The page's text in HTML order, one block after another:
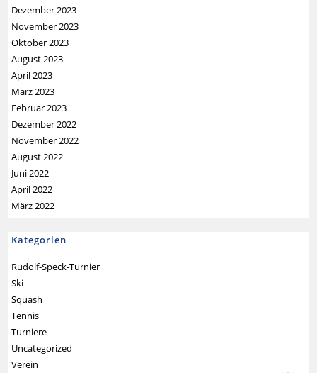
Dezember 2023
November 2023
Oktober 2023
August 2023
April 2023
März 2023
Februar 2023
Dezember 2022
November 2022
August 2022
Juni 2022
April 2022
März 2022
Kategorien
Rudolf-Speck-Turnier
Ski
Squash
Tennis
Turniere
Uncategorized
Verein